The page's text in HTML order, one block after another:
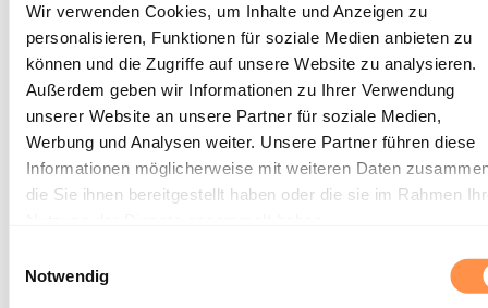
Wir verwenden Cookies, um Inhalte und Anzeigen zu
personalisieren, Funktionen für soziale Medien anbieten zu
können und die Zugriffe auf unsere Website zu analysieren.
Außerdem geben wir Informationen zu Ihrer Verwendung
unserer Website an unsere Partner für soziale Medien,
Werbung und Analysen weiter. Unsere Partner führen diese
Informationen möglicherweise mit weiteren Daten
die Sie ihnen bereitgestellt haben oder die sie im Rahmen
Notwendig
Unser BeBo®-Expertenrat tagt regelmässig und gibt aktuelle
Informationen an alle DozentInnen weiter. Gemeinsam
können wir etwas für die Beckenbodengesundheit tun!
Profitiere vom interdisziplinären Austausch und trage selbst
zur Weiterentwicklung unseres Fachgebiets bei!
Was du mitbringen solltest:
trainingsbezogene Ausbildung
Mehrjährige Berufspraxis im Bereich Beckenboden,